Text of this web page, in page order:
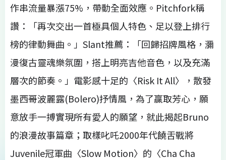
作串流量暴漲75%，帶動全面效應。Pitchfork稱
讚：「再次交出一首極具個人特色、足以登上排行
榜的律動舞曲。」Slant推薦：「回歸招牌風格，瀰
漫復古靈魂樂氛圍，搭上明亮吉他音色，以及充滿
層次的節奏。」電影感十足的〈Risk It All〉，散發
墨西哥波麗露(Bolero)抒情風，為了贏取芳心，願
意放手一搏實現所有愛人的願望，就此揭起Bruno
的浪漫故事篇章；取樣叱吒2000年代饒舌戰將
Juvenile冠軍曲〈Slow Motion〉的〈Cha Cha